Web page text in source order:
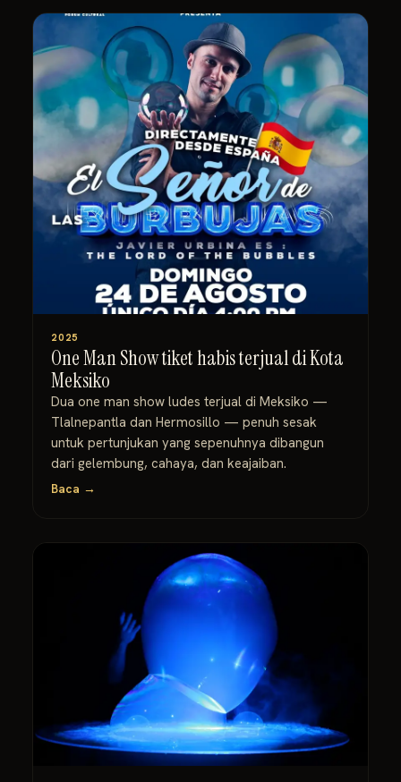
2025
One Man Show tiket habis terjual di Kota
Meksiko
Dua one man show ludes terjual di Meksiko —
Tlalnepantla dan Hermosillo — penuh sesak
untuk pertunjukan yang sepenuhnya dibangun
dari gelembung, cahaya, dan keajaiban.
Baca →